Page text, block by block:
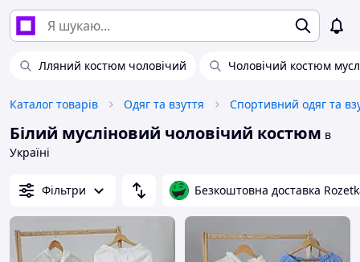
Лляний костюм чоловічий Чоловічий костюм
Каталог товарів Одяг та взуття Спортивний одяг та
Білий мусліновий чоловічий костюм в
Україні
Фільтри Безкоштовна доставка